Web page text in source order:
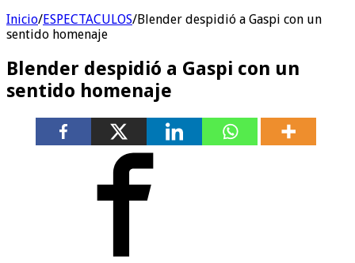
Inicio/ESPECTACULOS/Blender despidió a Gaspi con un
sentido homenaje
Blender despidió a Gaspi con un
sentido homenaje